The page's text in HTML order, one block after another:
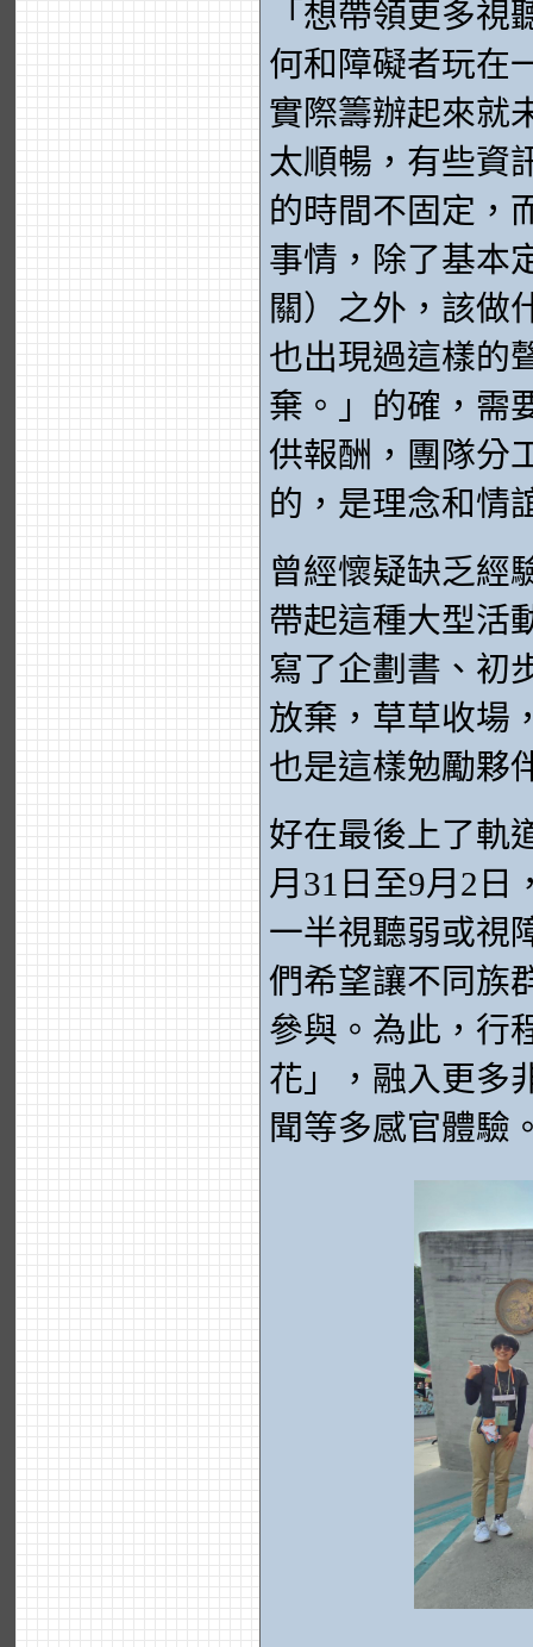
「想帶領更多
何和障礙者玩在
實際籌辦起來
太順暢，有些資
的時間不固定，
事情，除了基本
關）之外，該做
也出現過這樣的
棄。」的確，需
供報酬，團隊分
的，是理念和情
曾經懷疑缺乏經
帶起這種大型活
寫了企劃書、初
放棄，草草收場
也是這樣勉勵夥
好在最後上了軌
月31日至9月2日
一半視聽弱或視
們希望讓不同族
參與。為此，行
花」，融入更多
聞等多感官體驗